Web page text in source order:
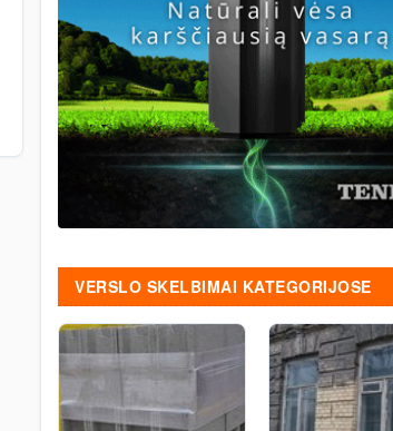
VERSLO SKELBIMAI KATEGORIJOSE